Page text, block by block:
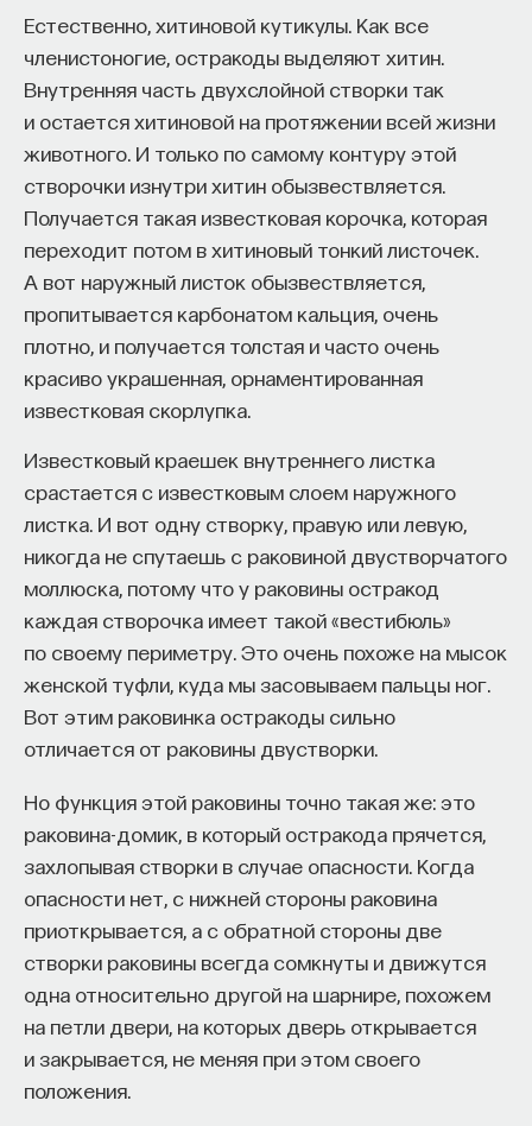
Естественно, хитиновой кутикулы. Как все
членистоногие, остракоды выделяют хитин.
Внутренняя часть двухслойной створки так
и остается хитиновой на протяжении всей жизни
животного. И только по самому контуру этой
створочки изнутри хитин обызвествляется.
Получается такая известковая корочка, которая
переходит потом в хитиновый тонкий листочек.
А вот наружный листок обызвествляется,
пропитывается карбонатом кальция, очень
плотно, и получается толстая и часто очень
красиво украшенная, орнаментированная
известковая скорлупка.
Известковый краешек внутреннего листка
срастается с известковым слоем наружного
листка. И вот одну створку, правую или левую,
никогда не спутаешь с раковиной двустворчатого
моллюска, потому что у раковины остракод
каждая створочка имеет такой «вестибюль»
по своему периметру. Это очень похоже на мысок
женской туфли, куда мы засовываем пальцы ног.
Вот этим раковинка остракоды сильно
отличается от раковины двустворки.
Но функция этой раковины точно такая же: это
раковина-домик, в который остракода прячется,
захлопывая створки в случае опасности. Когда
опасности нет, с нижней стороны раковина
приоткрывается, а с обратной стороны две
створки раковины всегда сомкнуты и движутся
одна относительно другой на шарнире, похожем
на петли двери, на которых дверь открывается
и закрывается, не меняя при этом своего
положения.
индустриях.
В ходе работы с научным сообществом Ивар
и его команда обнаружили, что инновационные
индустрии испытывают кадровый голод,
особенно молодые deep tech и биотех компании.
Исследование аудитории ПостНауки
подтвердило масштаб: более60%слушателей
проекта имеют STEM-образование, при этом32%
заинтересованы в работе в инновационных
компаниях, но не знают, с чего начать.
Специалисты сталкиваются с тремя ключевыми
барьерами:
индустриях и карьерных возможностях
мешает поиску подходящих ваканси; ​
Непрозрачные механизмы в инновационных
Стереотипы не позволяют эффективно
конкурировать на международном рынке​.
Что такое Naukka Talents
Naukka Talents— это не просто рекрутинговый
сервис, а комплексная платформа поддержки
специалистов на пути к карьере в глобальных
инновационных индустриях. Сервис помогает
преодолеть существующие барьеры через
обучение, карьерное сопровождение и прямые
связи с компаниями, заинтересованными
ввысококвалифицированныхкадрах.​
Сервис создан для всех, кто хочет найти свой
путь в инновационных индустриях:
требуется 200 грамм солода. Его количество
определяет крепость полученного пива, а тип
(рис, кукуруза, пшеница) — цвет конечного
продукта.
Затем сусло нагревают примерно до 60 °C. При
этой температуре ферменты в солоде —
амилаза и протеаза — способны катализировать
расщепление крахмала и белков в сусле.
Образуется смесь сахаров и пептидов.
После этого сусло фильтруют, а затем кипятят
и добавляют хмель. На литр пива нужно всего
несколько граммов хмеля, но это очень важный
Хмель взаимодействует с компонентами сусла
и образует с ними нерастворимые комплексы, что
важно для стабилизации пивной пены. Кроме того,
альфа- и бета-кислоты, содержащиеся в хмеле,
придают пиву характерную горечь, а различные
эфирные масла обеспечивают вкусовое
многообразие.
Затем этот раствор охлаждают и перемещают
в ферментационный сосуд с дрожжами.
превращают сахара в этанол и углекислый газ —
этот процесс называется анаэробным
(бескислородным) брожением. Ферментация
завершается в течение одной недели.
Полученную смесь называют «зеленым» пивом.
Это молодое пиво пока нельзя пить, так как оно
содержит неприятные на вкус соединения,
появившиеся в процессе брожения.
Чтобы их убрать, пиво должно пройти еще одну